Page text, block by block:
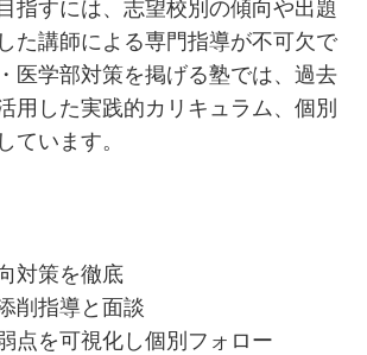
指すには、志望校別の傾向や出題
た講師による専門指導が不可欠で
医学部対策を掲げる塾では、過去
用した実践的カリキュラム、個別
ています。
対策を徹底
削指導と面談
点を可視化し個別フォロー